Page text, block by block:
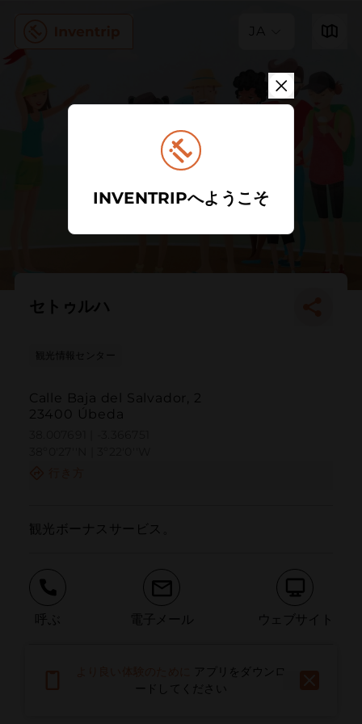
JA
セトゥルハ
観光情報センター
Calle Baja del Salvador, 2
23400 Úbeda
観光ボーナスサービス。
呼ぶ 電子メール ウェブサイト
問題を報告する
アプリをダウンロ
ードしてください
INVENTRIPへようこそ